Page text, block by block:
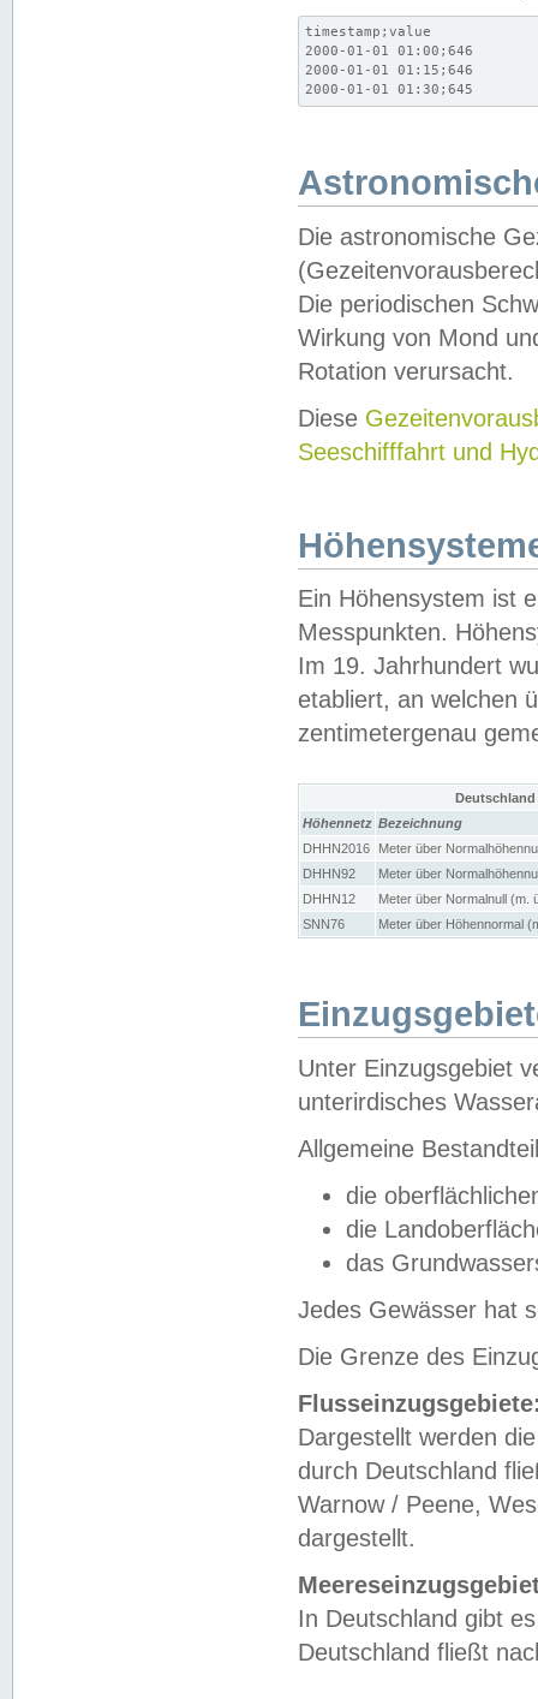
timestamp;value
2000-01-01 01:00;646
2000-01-01 01:15;646
2000-01-01 01:30;645
Die astronomische
Die periodischen
Wirkung von Mond
Rotation verursacht.
Diese
Seeschifffahrt und
Ein Höhensystem ist
Messpunkten.
Im 19. Jahrhundert
etabliert, an welchen
zentimetergenau
Höhennetz Bezeichnung
DHHN2016
Meter über
DHHN92
Meter über
DHHN12
Meter über Normalnull (m.
SNN76
Meter über Höhennormal
Unter Einzugsgebiet
unterirdisches
Allgemeine
die
die
das
Jedes Gewässer hat
Die Grenze des
Dargestellt werden
durch Deutschland
Warnow / Peene,
dargestellt.
In Deutschland gibt
Deutschland fließt